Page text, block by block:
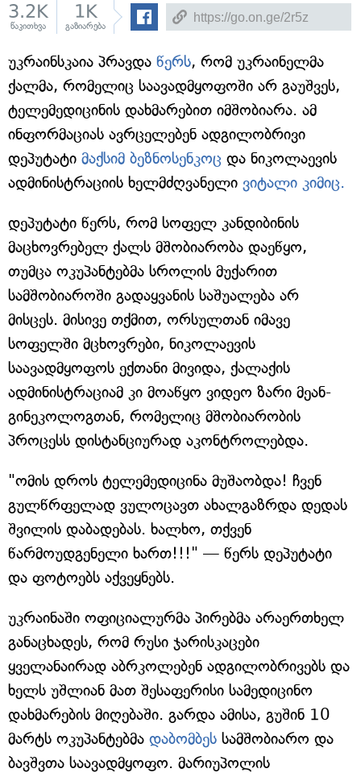
3.2K
წაკითხვა
1K
გაზიარება
უკრაინსკაია პრავდა წერს, რომ უკრაინელმა
ქალმა, რომელიც საავადმყოფოში არ გაუშვეს,
ტელემედიცინის დახმარებით იმშობიარა. ამ
ინფორმაციას ავრცელებენ ადგილობრივი
დეპუტატი მაქსიმ ბეზნოსენკოც და ნიკოლაევის
ადმინისტრაციის ხელმძღვანელი ვიტალი კიმიც.
დეპუტატი წერს, რომ სოფელ კანდიბინის
მაცხოვრებელ ქალს მშობიარობა დაეწყო,
თუმცა ოკუპანტებმა სროლის მუქარით
სამშობიაროში გადაყვანის საშუალება არ
მისცეს. მისივე თქმით, ორსულთან იმავე
სოფელში მცხოვრები, ნიკოლაევის
საავადმყოფოს ექთანი მივიდა, ქალაქის
ადმინისტრაციამ კი მოაწყო ვიდეო ზარი მეან-
გინეკოლოგთან, რომელიც მშობიარობის
პროცესს დისტანციურად აკონტროლებდა.
"ომის დროს ტელემედიცინა მუშაობდა! ჩვენ
გულწრფელად ვულოცავთ ახალგაზრდა დედას
შვილის დაბადებას. ხალხო, თქვენ
წარმოუდგენელი ხართ!!!" — წერს დეპუტატი
და ფოტოებს აქვეყნებს.
უკრაინაში ოფიციალურმა პირებმა არაერთხელ
განაცხადეს, რომ რუსი ჯარისკაცები
ყველანაირად აბრკოლებენ ადგილობრივებს და
ხელს უშლიან მათ შესაფერისი სამედიცინო
დახმარების მიღებაში. გარდა ამისა, გუშინ 10
მარტს ოკუპანტებმა დაბომბეს სამშობიარო და
ბავშვთა საავადმყოფო. მარიუპოლის